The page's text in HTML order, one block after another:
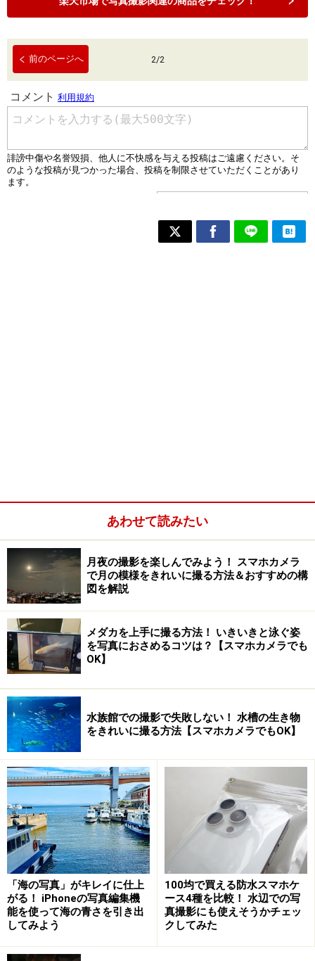
前のページへ 2/2
あわせて読みたい
月夜の撮影を楽しんでみよう！ スマホカメラ
で月の模様をきれいに撮る方法＆おすすめの構
図を解説
メダカを上手に撮る方法！ いきいきと泳ぐ姿
を写真におさめるコツは？【スマホカメラでも
OK】
水族館での撮影で失敗しない！ 水槽の生き物
をきれいに撮る方法【スマホカメラでもOK】
「海の写真」がキレイに仕上
がる！ iPhoneの写真編集機
能を使って海の青さを引き出
してみよう
100均で買える防水スマホケ
ース4種を比較！ 水辺での写
真撮影にも使えそうかチェッ
クしてみた